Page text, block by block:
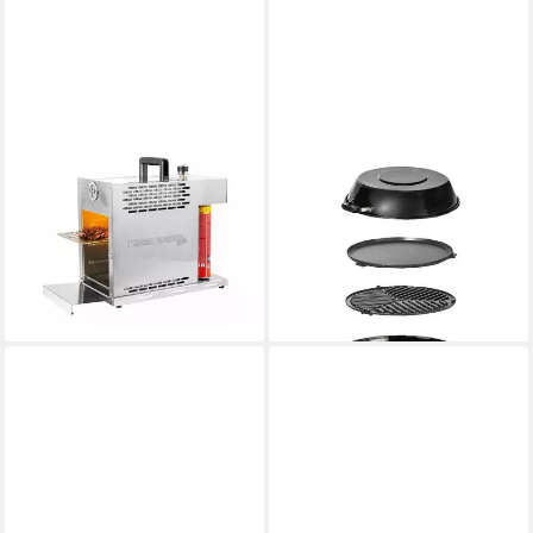
Camping-Gasgrill WWS-
TRO800
119,00 € UVP
297,49 €
mtl. in 12 Raten
-60%
lieferbar - in 2-3 Werktagen bei dir
Camping-Gasgrill Cadac Safari
Chef 30 Grill/Kocher 5 kg
mtl. in 12 Raten